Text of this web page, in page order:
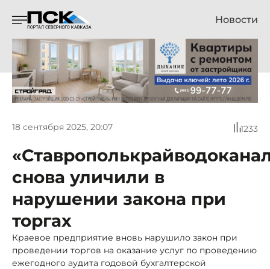
Новости
18 сентября 2025, 20:07 1233
снова уличили в
нарушении закона при
торгах
Краевое предприятие вновь нарушило закон при
проведении торгов на оказание услуг по проведению
ежегодного аудита годовой бухгалтерской